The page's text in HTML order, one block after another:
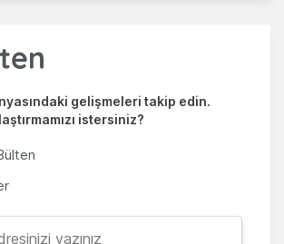
gelişmeleri takip edin.
istersiniz?